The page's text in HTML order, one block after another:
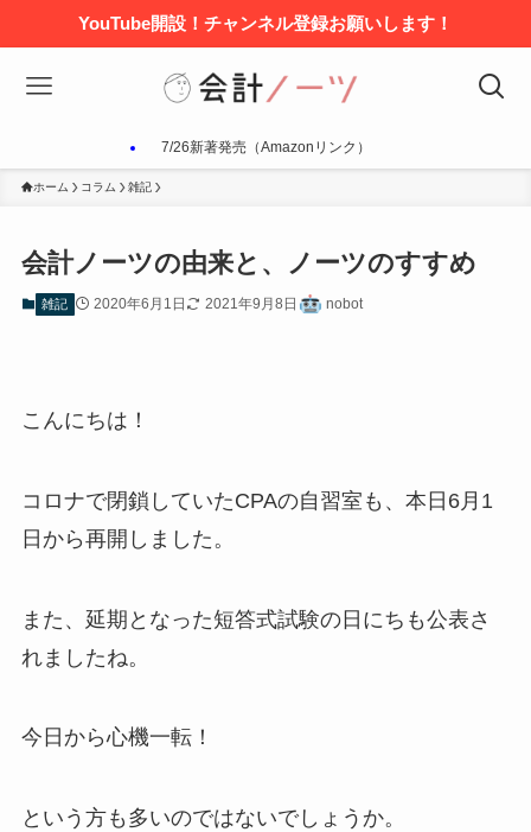
YouTube開設！チャンネル登録お願いします！
7/26新著発売（Amazonリンク）
ホーム コラム 雑記
会計ノーツの由来と、ノーツのすすめ
雑記 2020年6月1日 2021年9月8日 nobot
こんにちは！
コロナで閉鎖していたCPAの自習室も、本日6月1
日から再開しました。
また、延期となった短答式試験の日にちも公表さ
れましたね。
今日から心機一転！
という方も多いのではないでしょうか。